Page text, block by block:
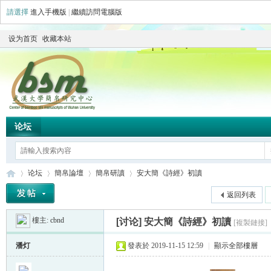
請選擇 進入手機版 繼續訪問電腦版
设为首页 收藏本站
论坛
»
论坛
›
簡帛論壇 簡帛研讀
›
安大簡《詩經》初讀
返回列表
樓主: cbnd [讨论] 安大簡《詩經》初讀 [複製鏈接]
潘灯 發表於 2019-11-15 12:59 顯示全部樓層